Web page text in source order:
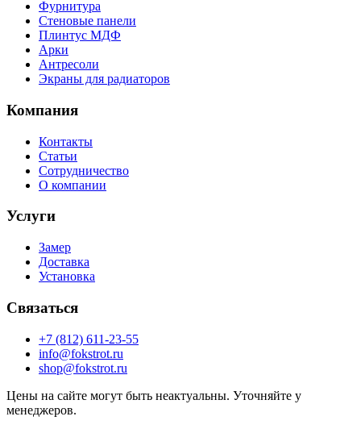
Фурнитура
Стеновые панели
Плинтус МДФ
Арки
Антресоли
Экраны для радиаторов
Компания
Контакты
Статьи
Сотрудничество
О компании
Услуги
Замер
Доставка
Установка
Связаться
+7 (812) 611-23-55
info@fokstrot.ru
shop@fokstrot.ru
Цены на сайте могут быть неактуальны. Уточняйте у
менеджеров.